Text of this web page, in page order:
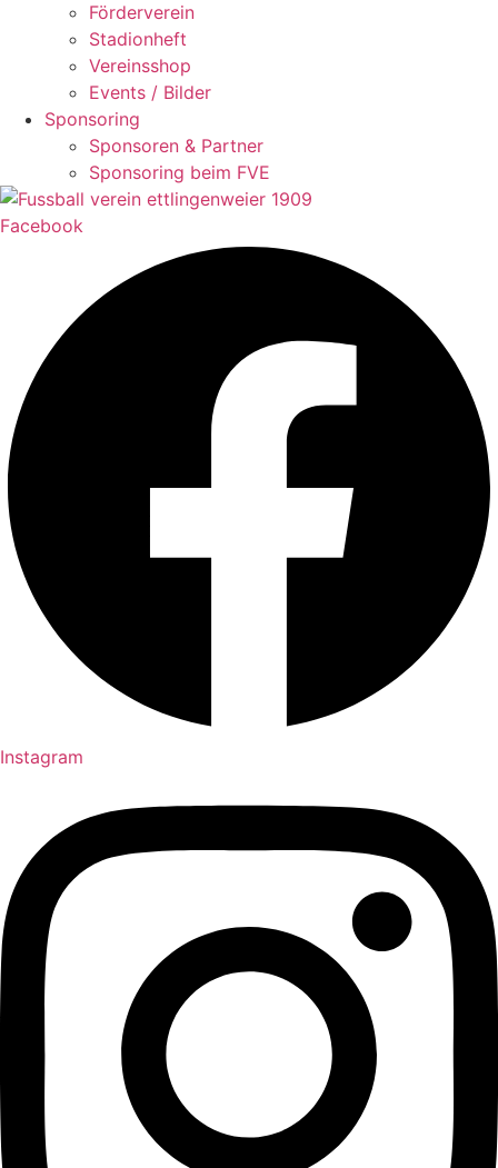
Förderverein
Stadionheft
Vereinsshop
Events / Bilder
Sponsoring
Sponsoren & Partner
Sponsoring beim FVE
Facebook
Instagram